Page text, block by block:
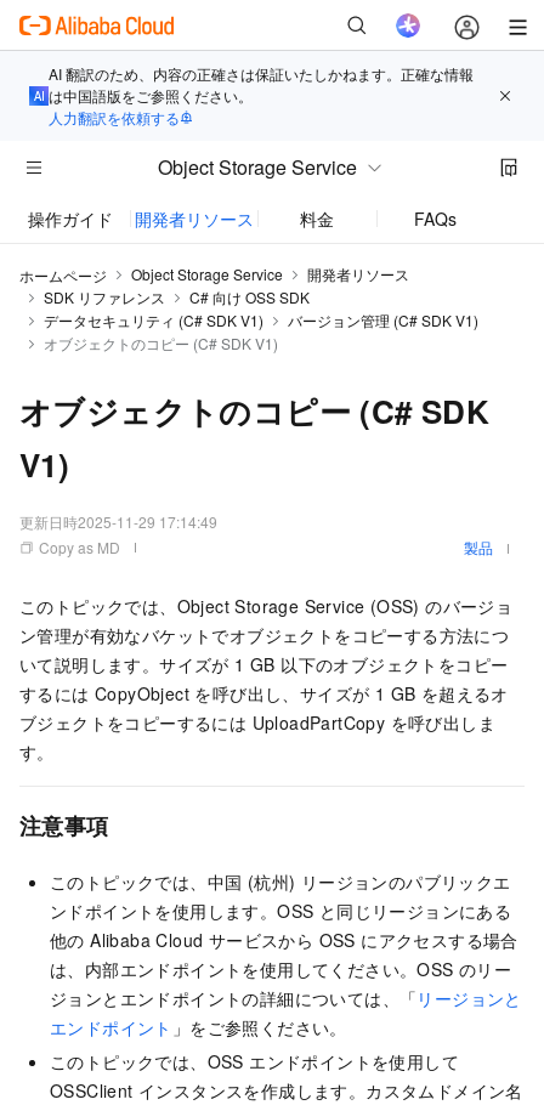
AI 翻訳のため、内容の正確さは保証いたしかねます。正確な情報
は中国語版をご参照ください。
人力翻訳を依頼する
Object Storage Service
操作ガイド 開発者リソース 料金 FAQs
ホームページ Object Storage Service
開発者リソース
SDK リファレンス
C# 向け OSS SDK
データセキュリティ (C# SDK V1)
バージョン管理 (C# SDK V1)
オブジェクトのコピー (C# SDK V1)
オブジェクトのコピー (C# SDK
V1)
更新日時2025-11-29 17:14:49
Copy as MD
製品
このトピックでは、Object Storage Service (OSS) のバージョ
ン管理が有効なバケットでオブジェクトをコピーする方法につ
いて説明します。サイズが 1 GB 以下のオブジェクトをコピー
するには CopyObject を呼び出し、サイズが 1 GB を超えるオ
ブジェクトをコピーするには UploadPartCopy を呼び出しま
す。
注意事項
このトピックでは、中国 (杭州) リージョンのパブリックエ
ンドポイントを使用します。OSS と同じリージョンにある
他の Alibaba Cloud サービスから OSS にアクセスする場合
は、内部エンドポイントを使用してください。OSS のリー
ジョンとエンドポイントの詳細については、「 リージョンと
エンドポイント 」をご参照ください。
このトピックでは、OSS エンドポイントを使用して
OSSClient インスタンスを作成します。カスタムドメイン名